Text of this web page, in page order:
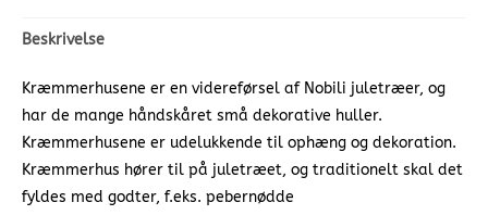
Beskrivelse
Kræmmerhusene er en videreførsel af Nobili juletræer, og
har de mange håndskåret små dekorative huller.
Kræmmerhusene er udelukkende til ophæng og dekoration.
Kræmmerhus hører til på juletræet, og traditionelt skal det
fyldes med godter, f.eks. pebernødde